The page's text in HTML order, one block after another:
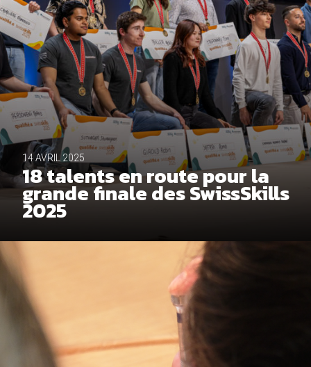
14 AVRIL 2025
18 talents en route pour la
grande finale des SwissSkills
2025